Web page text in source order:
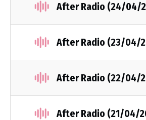
After Radio (24/04/
After Radio (23/04/
After Radio (22/04/
After Radio (21/04/